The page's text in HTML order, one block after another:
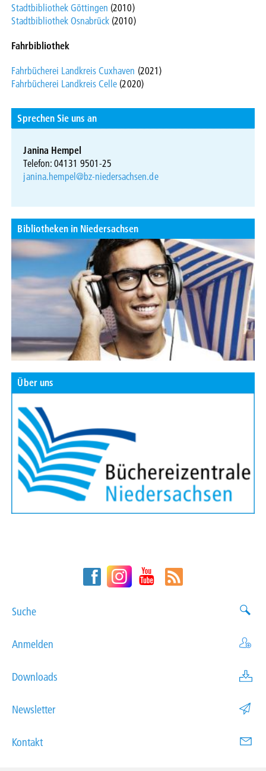
Stadtbibliothek Göttingen (2010)
Stadtbibliothek Osnabrück (2010)
Fahrbibliothek
Fahrbücherei Landkreis Cuxhaven (2021)
Fahrbücherei Landkreis Celle (2020)
Sprechen Sie uns an
Janina Hempel
Telefon: 04131 9501-25
janina.hempel@bz-niedersachsen.de
Bibliotheken in Niedersachsen
Über uns
Suche
Anmelden
Downloads
Newsletter
Kontakt